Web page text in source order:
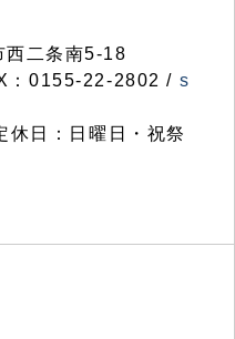
二条南5-18
：0155-22-2802 / s
日：日曜日・祝祭